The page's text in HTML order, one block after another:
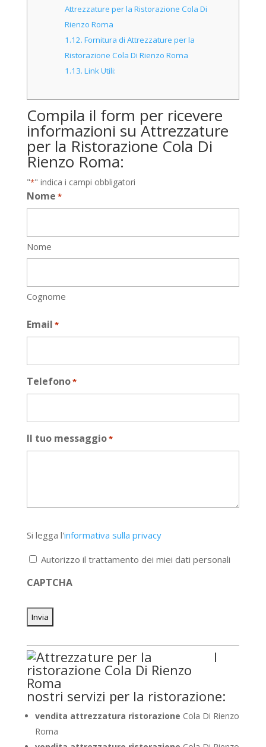
Attrezzature per la Ristorazione Cola Di
Rienzo Roma
1.12. Fornitura di Attrezzature per la
Ristorazione Cola Di Rienzo Roma
1.13. Link Utili:
Compila il form per ricevere
informazioni su Attrezzature
per la Ristorazione Cola Di
Rienzo Roma:
"*" indica i campi obbligatori
Nome *
Nome
Cognome
Email *
Telefono*
Il tuo messaggio*
legga
l'informativa
privacy
Si legga l'informativa sulla privacy
Autorizzo il trattamento dei miei dati personali
CAPTCHA
I
nostri servizi per la ristorazione:
vendita attrezzatura ristorazione Cola Di Rienzo
Roma